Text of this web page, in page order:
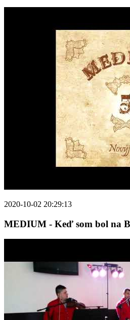
2020-10-02 20:29:13
MEDIUM - Keď som bol na